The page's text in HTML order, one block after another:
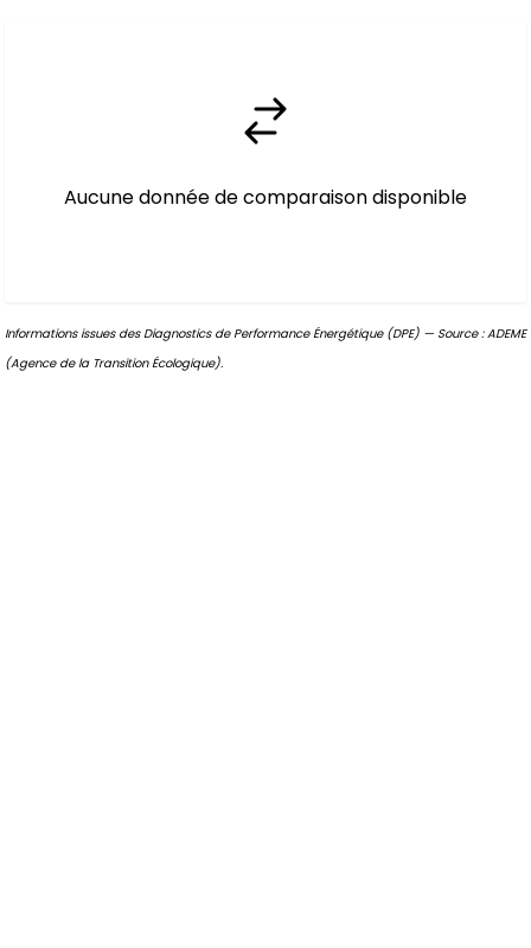
Aucune donnée de comparaison disponible
Informations issues des Diagnostics de Performance Énergétique (DPE) — Source : ADEME
(Agence de la Transition Écologique).